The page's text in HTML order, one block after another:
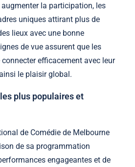
la participation, les
uniques attirant plus de
lieux avec une bonne
de vue assurent que les
efficacement avec leur
le plaisir global.
plus populaires et
de Comédie de Melbourne
de sa programmation
engageantes et de